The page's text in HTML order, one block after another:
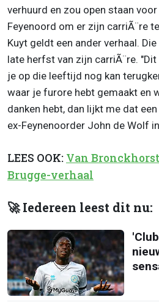
verhuurd en zou open staan
Feyenoord om er zijn carriÃ¨re
Kuyt geldt een ander verhaal.
late herfst van zijn carriÃ¨re.
je op die leeftijd nog kan
waar je furore hebt gemaakt en
danken hebt, dan lijkt me dat een
ex-Feynenoorder John de Wolf
LEES OOK: Van
Brugge-verhaal
🚀 Iedereen leest dit nu: